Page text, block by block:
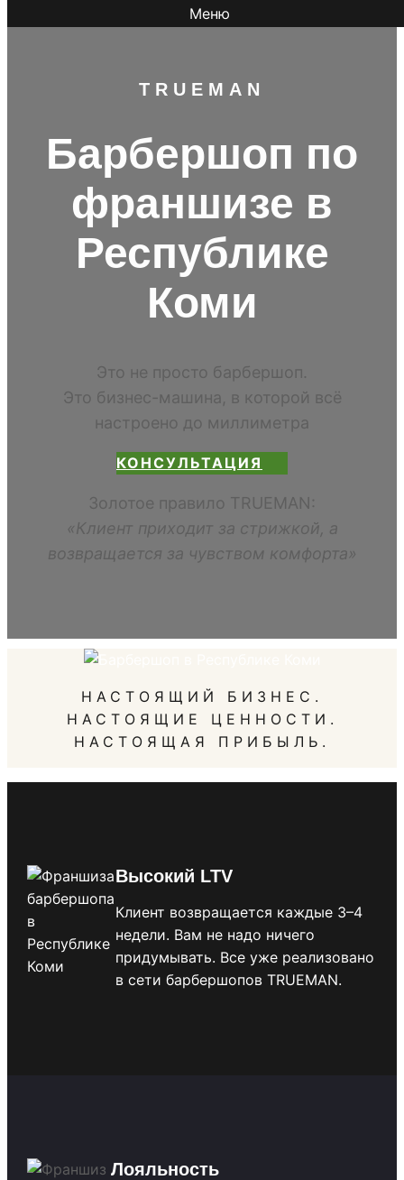
Меню
TR UEMAN
Барбершоп по
франшизе в
Республике
Коми
Это не просто барбершоп.
Это бизнес-машина, в которой всё
настроено до миллиметра
КОНСУЛЬТАЦИЯ
Золотое правило TRUEMAN:
«Клиент приходит за стрижкой, а
возвращается за чувством комфорта»
НАСТОЯЩИЙ БИЗНЕС.
НАСТОЯЩИЕ ЦЕННОСТИ.
НАСТОЯЩАЯ ПРИБЫЛЬ.
Высокий LTV
Клиент возвращается каждые 3–4
недели. Вам не надо ничего
придумывать. Все уже реализовано
в сети барбершопов TRUEMAN.
Лояльность